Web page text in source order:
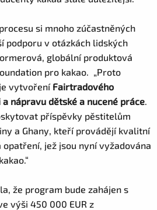
si mnoho zúčastněných
podporu v otázkách lidských
globální produktová
pro kakao. „Proto
vytvoření Fairtradového
nápravu dětské a nucené práce.
příspěvky pěstitelům
a Ghany, kteří provádějí kvalitní
jež jsou nyní vyžadována
že program bude zahájen s
výši 450 000 EUR z